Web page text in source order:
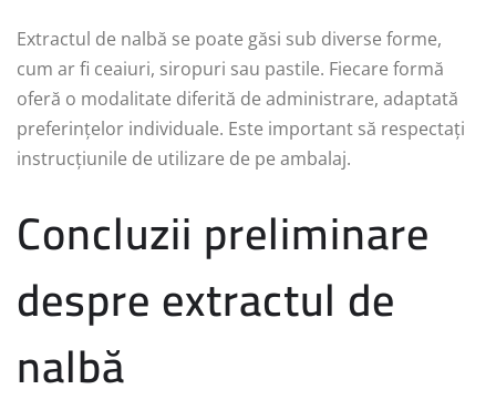
Extractul de nalbă se poate găsi sub diverse forme,
cum ar fi ceaiuri, siropuri sau pastile. Fiecare formă
oferă o modalitate diferită de administrare, adaptată
preferințelor individuale. Este important să respectați
instrucțiunile de utilizare de pe ambalaj.
Concluzii preliminare
despre extractul de
nalbă